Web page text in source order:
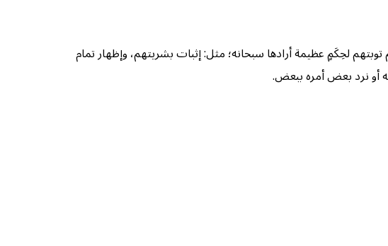
لحِكَمٍ عظيمة أرادها سبحانه؛ مثل: إثبات بشريتهم، وإظهار تمام
أو نرد بعض أمره ببعض.